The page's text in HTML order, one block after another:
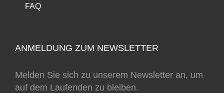
FAQ
ANMELDUNG ZUM NEWSLETTER
Melden Sie sich zu unserem Newsletter an, um
auf dem Laufenden zu bleiben.